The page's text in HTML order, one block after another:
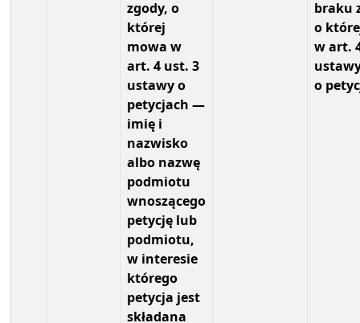
zgody, o
której
mowa w
art. 4 ust. 3
ustawy o
petycjach —
imię i
nazwisko
albo nazwę
podmiotu
wnoszącego
petycję lub
podmiotu,
w interesie
którego
petycja jest
składana
braku
o
w art.
o